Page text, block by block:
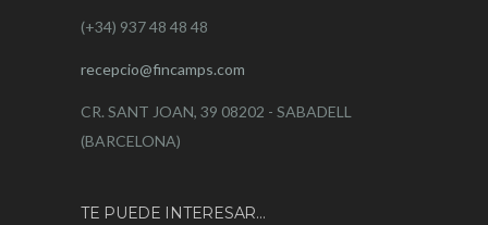
(+34) 937 48 48 48
recepcio@fincamps.com
CR. SANT JOAN, 39 08202 - SABADELL
(BARCELONA)
TE PUEDE INTERESAR…